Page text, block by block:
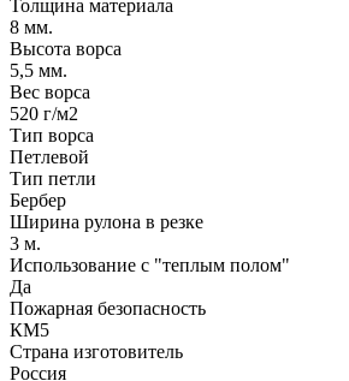
Толщина материала
8 мм.
Высота ворса
5,5 мм.
Вес ворса
520 г/м2
Тип ворса
Петлевой
Тип петли
Бербер
Ширина рулона в резке
3 м.
Использование с "теплым полом"
Да
Пожарная безопасность
КМ5
Страна изготовитель
Россия